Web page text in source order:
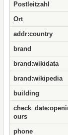
Postleitzahl
Ort
addr:country
brand
brand:wikidata
brand:wikipedia
building
ours
phone